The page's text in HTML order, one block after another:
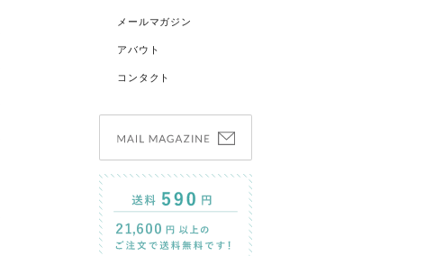
メールマガジン
アバウト
コンタクト